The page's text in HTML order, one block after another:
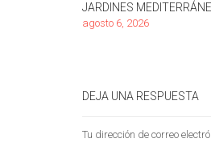
JARDINES
agosto 6, 2026
DEJA UNA RESPUESTA
Tu dirección de correo